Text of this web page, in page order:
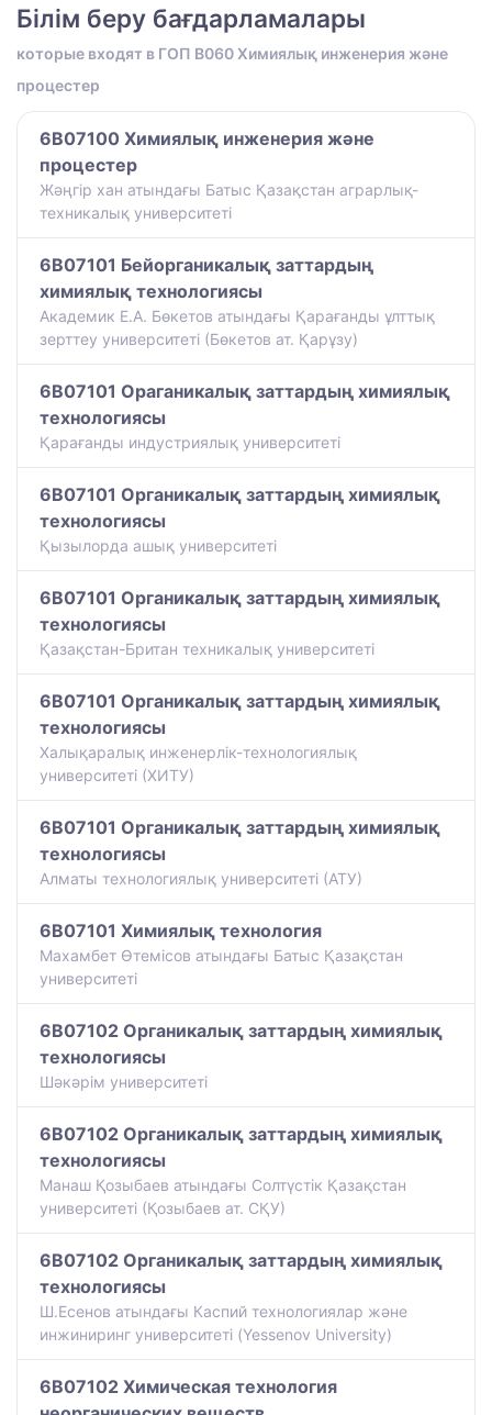
Білім беру бағдарламалары
которые входят в ГОП B060 Химиялық инженерия және
процестер
6B07100 Химиялық инженерия және
процестер
Жәңгір хан атындағы Батыс Қазақстан аграрлық-
техникалық университеті
6B07101 Бейорганикалық заттардың
химиялық технологиясы
Академик Е.А. Бөкетов атындағы Қарағанды ұлттық
зерттеу университеті (Бөкетов ат. Қарұзу)
6B07101 Ораганикалық заттардың химиялық
технологиясы
Қарағанды индустриялық университеті
6B07101 Органикалық заттардың химиялық
технологиясы
Қызылорда ашық университеті
6B07101 Органикалық заттардың химиялық
технологиясы
Қазақстан-Британ техникалық университеті
6B07101 Органикалық заттардың химиялық
технологиясы
Халықаралық инженерлік-технологиялық
университеті (ХИТУ)
6B07101 Органикалық заттардың химиялық
технологиясы
Алматы технологиялық университеті (АТУ)
6B07101 Химиялық технология
Махамбет Өтемісов атындағы Батыс Қазақстан
университеті
6B07102 Органикалық заттардың химиялық
технологиясы
Шәкәрім университеті
6B07102 Органикалық заттардың химиялық
технологиясы
Манаш Қозыбаев атындағы Солтүстік Қазақстан
университеті (Қозыбаев ат. СҚУ)
6B07102 Органикалық заттардың химиялық
технологиясы
Ш.Есенов атындағы Каспий технологиялар және
инжиниринг университеті (Yessenov University)
6B07102 Химическая технология